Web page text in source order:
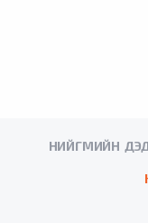
НИЙГМИЙН ДЭД